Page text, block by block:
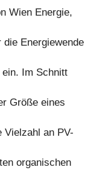
Wien Energie,
Energiewende
ein. Im Schnitt
Größe eines
Vielzahl an PV-
organischen